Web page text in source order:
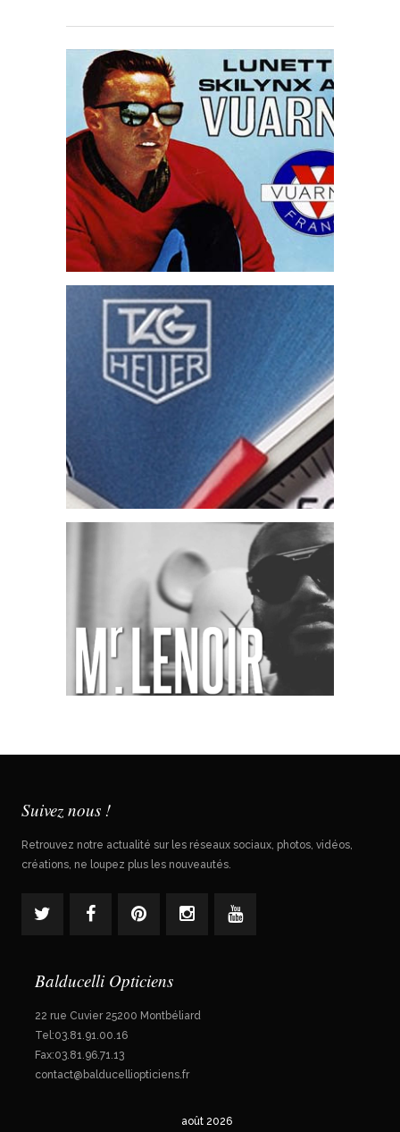
Suivez nous !
Retrouvez notre actualité sur les réseaux sociaux, photos, vidéos,
créations, ne loupez plus les nouveautés.
Balducelli Opticiens
22 rue Cuvier 25200 Montbéliard
Tel:03.81.91.00.16
Fax:03.81.96.71.13
contact@balducelliopticiens.fr
août 2026